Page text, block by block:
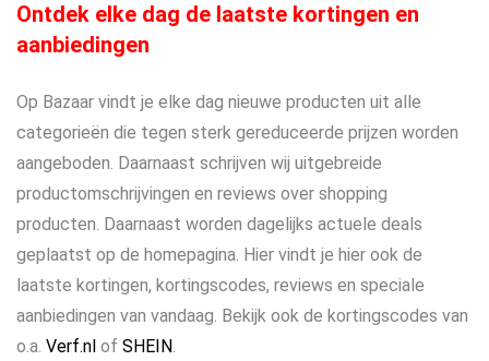
Ontdek elke dag de laatste kortingen en
aanbiedingen
Op Bazaar vindt je elke dag nieuwe producten uit alle
categorieën die tegen sterk gereduceerde prijzen worden
aangeboden. Daarnaast schrijven wij uitgebreide
productomschrijvingen en reviews over shopping
producten. Daarnaast worden dagelijks actuele deals
geplaatst op de homepagina. Hier vindt je hier ook de
laatste kortingen, kortingscodes, reviews en speciale
aanbiedingen van vandaag. Bekijk ook de kortingscodes van
o.a. Verf.nl of SHEIN.